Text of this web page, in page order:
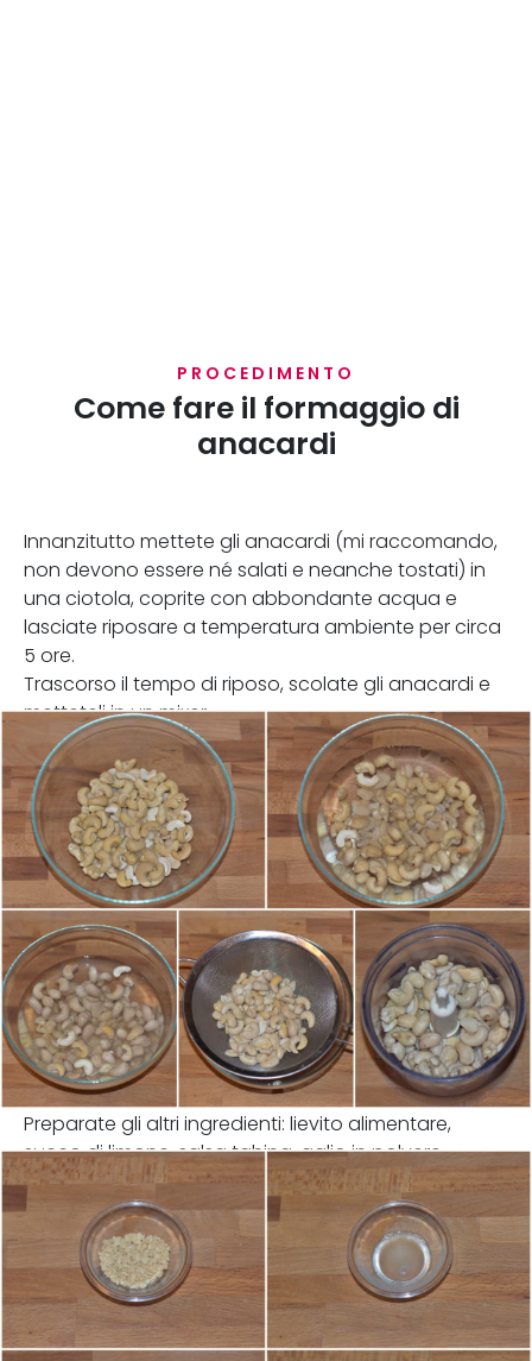
PROCEDIMENTO
Come fare il formaggio di
anacardi
Innanzitutto mettete gli anacardi (mi raccomando,
non devono essere né salati e neanche tostati) in
una ciotola, coprite con abbondante acqua e
lasciate riposare a temperatura ambiente per circa
5 ore.
Trascorso il tempo di riposo, scolate gli anacardi e
metteteli in un mixer.
Preparate gli altri ingredienti: lievito alimentare,
succo di limone, salsa tahina, aglio in polvere.